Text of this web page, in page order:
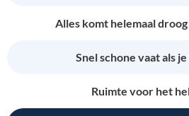
Alles komt helemaal
Snel schone vaat als
Ruimte voor het